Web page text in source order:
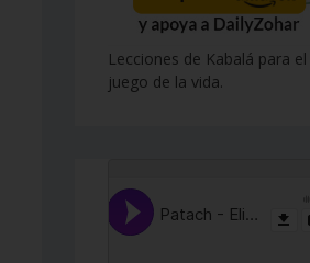
Lecciones de Kabalá para el
juego de la vida.